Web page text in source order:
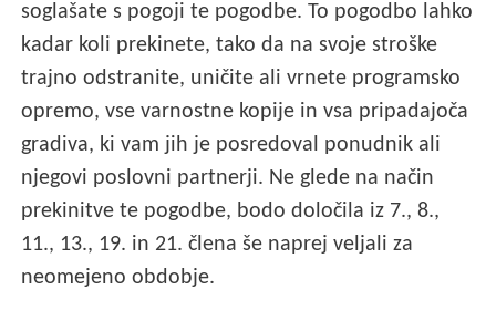
soglašate s pogoji te pogodbe. To pogodbo lahko
kadar koli prekinete, tako da na svoje stroške
trajno odstranite, uničite ali vrnete programsko
opremo, vse varnostne kopije in vsa pripadajoča
gradiva, ki vam jih je posredoval ponudnik ali
njegovi poslovni partnerji. Ne glede na način
prekinitve te pogodbe, bodo določila iz 7., 8.,
11., 13., 19. in 21. člena še naprej veljali za
neomejeno obdobje.